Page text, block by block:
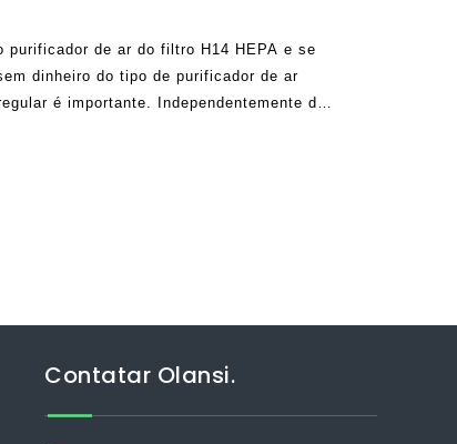
purificador de ar do filtro H14 HEPA e se
dinheiro do tipo de purificador de ar
é importante. Independentemente de
Contatar Olansi.